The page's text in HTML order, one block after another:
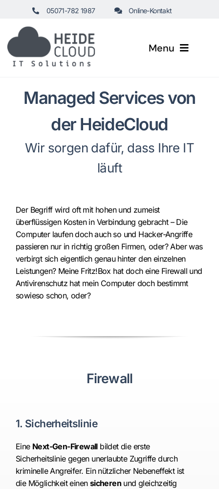
springen
05071-782 1987 Online-Kontakt
Menu
Healthcare
Business
Managed Services
Über Uns
Managed Services von
der HeideCloud
Wir sorgen dafür, dass Ihre IT
läuft
Der Begriff wird oft mit hohen und zumeist
überflüssigen Kosten in Verbindung gebracht – Die
Computer laufen doch auch so und Hacker-Angriffe
passieren nur in richtig großen Firmen, oder? Aber was
verbirgt sich eigentlich genau hinter den einzelnen
Leistungen? Meine Fritz!Box hat doch eine Firewall und
Antivirenschutz hat mein Computer doch bestimmt
sowieso schon, oder?
Firewall
1. Sicherheitslinie
Eine Next-Gen-Firewallbildet die erste
Sicherheitslinie gegen unerlaubte Zugriffe durch
kriminelle Angreifer. Ein nützlicher Nebeneffekt ist
die Möglichkeit einen sicheren und gleichzeitig